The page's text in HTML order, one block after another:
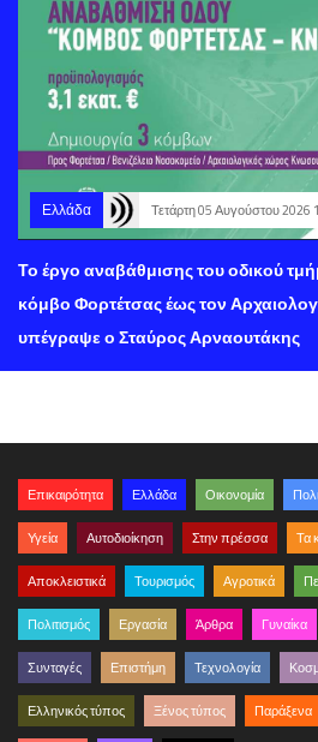
Ελλάδα Τετάρτη 05 Αυγούστου 2026
Το έργο αναβάθμισης του οδικού
κόμβο Φορτέτσας έως τον
υπέγραψε ο Σταύρος Αρναουτάκης
Επικαιρότητα Ελλάδα Οικονομία
Υγεία Αυτοδιοίκηση Στην πρέσσα Τα
Αποκλειστικά Τουρισμός Αγροτικά
Πολιτισμός Εργασία Άρθρα Γυναίκα
Συνταγές Επιστήμη Τεχνολογία
Ελληνικός τύπος Ξένος τύπος Παράξενα